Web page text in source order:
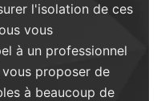
l'isolation de ces
vous
à un professionnel
proposer de
à beaucoup de